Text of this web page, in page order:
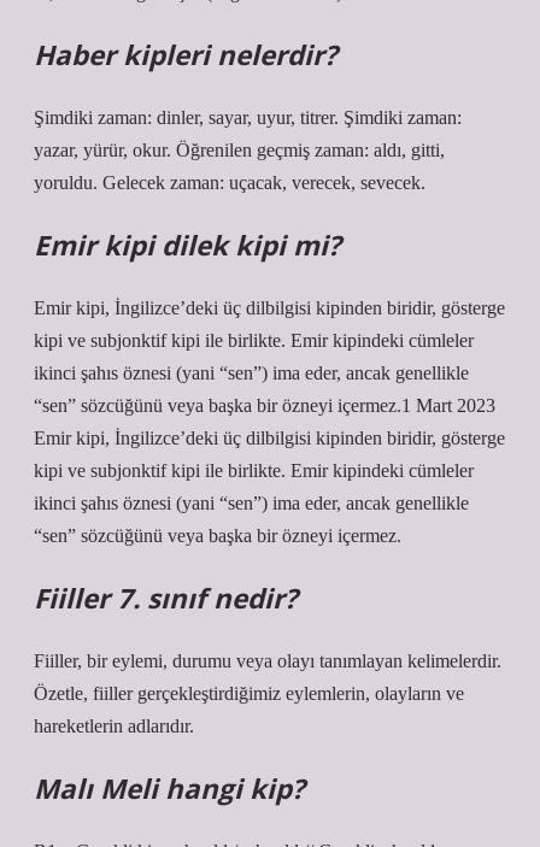
Haber kipleri nelerdir?
Şimdiki zaman: dinler, sayar, uyur, titrer. Şimdiki zaman:
yazar, yürür, okur. Öğrenilen geçmiş zaman: aldı, gitti,
yoruldu. Gelecek zaman: uçacak, verecek, sevecek.
Emir kipi dilek kipi mi?
Emir kipi, İngilizce’deki üç dilbilgisi kipinden biridir, gösterge
kipi ve subjonktif kipi ile birlikte. Emir kipindeki cümleler
ikinci şahıs öznesi (yani “sen”) ima eder, ancak genellikle
“sen” sözcüğünü veya başka bir özneyi içermez.1 Mart 2023
Emir kipi, İngilizce’deki üç dilbilgisi kipinden biridir, gösterge
kipi ve subjonktif kipi ile birlikte. Emir kipindeki cümleler
ikinci şahıs öznesi (yani “sen”) ima eder, ancak genellikle
“sen” sözcüğünü veya başka bir özneyi içermez.
Fiiller 7. sınıf nedir?
Fiiller, bir eylemi, durumu veya olayı tanımlayan kelimelerdir.
Özetle, fiiller gerçekleştirdiğimiz eylemlerin, olayların ve
hareketlerin adlarıdır.
Malı Meli hangi kip?